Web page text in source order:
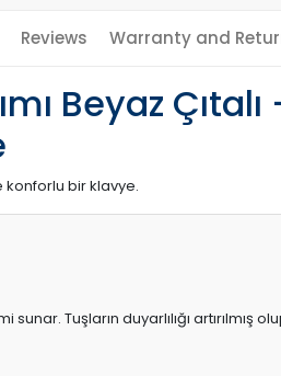
Reviews Warranty and
Beyaz
konforlu bir klavye.
Tuşların duyarlılığı artırılmış